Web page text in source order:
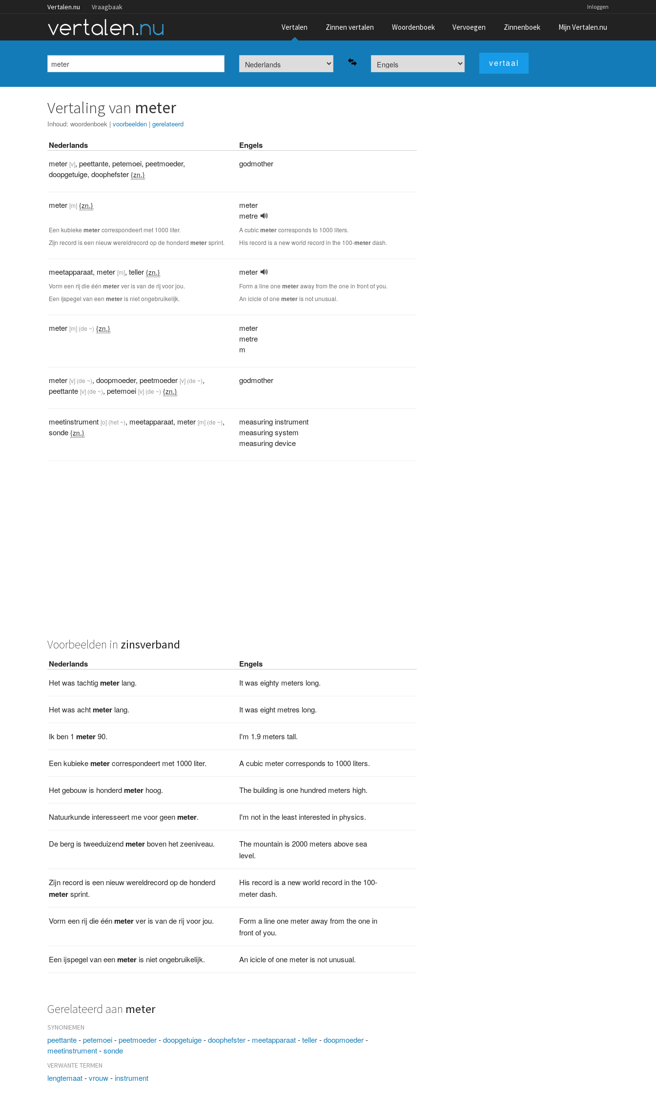
Vertalen.nu Vraagbaak Inloggen
Vertalen Zinnen vertalen Woordenboek Vervoegen Zinnenboek Mijn Vertalen.nu
Vertaling van meter
Inhoud:woordenboek |voorbeelden |gerelateerd
Nederlands Engels
meter [v],peettante,petemoei,peetmoeder,
doopgetuige,doophefster {zn.}
godmother
meter [m] {zn.}
meter
metre
Een kubiekemetercorrespondeert met 1000 liter. A cubicmetercorresponds to 1000 liters.
Zijn record is een nieuw wereldrecord op de honderdmetersprint. His record is a new world record in the 100-meterdash.
meetapparaat, meter [m],teller {zn.} meter
Vorm een rij die éénmeterver is van de rij voor jou. Form a line onemeteraway from the one in front of you.
Een ijspegel van eenmeteris niet ongebruikelijk. An icicle of onemeteris not unusual.
meter [m] (de ~) {zn.}
meter
metre
m
meter [v] (de ~),doopmoeder,peetmoeder [v] (de ~),
peettante [v] (de ~),petemoei [v] (de ~) {zn.}
godmother
meetinstrument [o] (het ~), meetapparaat, meter [m] (de ~),
sonde {zn.}
measuring instrument
measuring system
measuring device
Voorbeelden in zinsverband
Nederlands Engels
Het was tachtigmeter lang. It was eighty meters long.
Het was achtmeter lang. It was eight metres long.
Ik ben 1meter90. I'm 1.9 meters tall.
Een kubiekemetercorrespondeert met 1000 liter. A cubic meter corresponds to 1000 liters.
Het gebouw is honderdmeter hoog. The building is one hundred meters high.
Natuurkunde interesseert me voor geenmeter. I'm not in the least interested in physics.
De berg is tweeduizendmeterboven het zeeniveau.
The mountain is 2000 meters above sea
level.
Zijn record is een nieuw wereldrecord op de honderd
metersprint.
His record is a new world record in the 100-
meter dash.
Vorm een rij die éénmeterver is van de rij voor jou.
Form a line one meter away from the one in
front of you.
Een ijspegel van eenmeteris niet ongebruikelijk. An icicle of one meter is not unusual.
Gerelateerd aan meter
SYNONIEMEN
peettante-petemoei-peetmoeder-doopgetuige-doophefster- meetapparaat-teller-doopmoeder-
meetinstrument-sonde
VERWANTE TERMEN
lengtemaat-vrouw-instrument